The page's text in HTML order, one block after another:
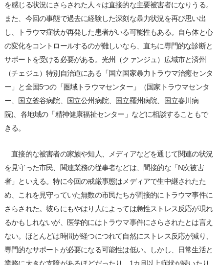
を感じる状況にさらされた人々は直接的な主要被害者になりうる。
また、今回の事態で過去に経験した深刻な暴力状況を再び思い出
し、トラウマ症状が再発した患者がいる可能性もある。自ら体と心
の変化をコントロールするのが難しいなら、直ちに専門的な診断と
サポートを受ける必要がある。光州（クァンジュ）広域市と済州
（チェジュ）特別自治道にある「国立国家暴力トラウマ治癒センタ
ー」と全国5つの「圏域トラウマセンター」（国家トラウマセンタ
ー、国立釜谷病院、国立公州病院、国立羅州病院、国立春川病
院)、各地域の「精神健康福祉センター」などに相談することもで
きる。
直接的な被害者の家族や知人、メディアなどを通じて関連の状況
を見守った市民、関連業務の従事者などは、間接的な「N次被害
者」といえる。特に今回の戒厳事態はメディアで生中継されたた
め、これを見守っていた無数の市民たちが間接的にトラウマ事件に
さらされた。彼らにもやはり人によっては急性ストレス反応が現れ
るかもしれないが、医学的にはトラウマ事件にさらされたとは言え
ない。ほとんどは時間が経つにつれて自然にストレス反応が減り、
専門的なサポートが必要になる可能性は低い。しかし、日常生活と